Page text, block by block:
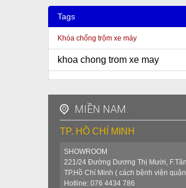
Tags
Khóa chống trộm xe máy
khoa chong trom xe may
MIỀN NAM.
TP. HỒ CHÍ MINH
SHOWROOM
221/24 Đường Dương Thị Mười,
TP.Hồ Chí Minh ( cách bệnh viện
Hotline: 076 4434 786